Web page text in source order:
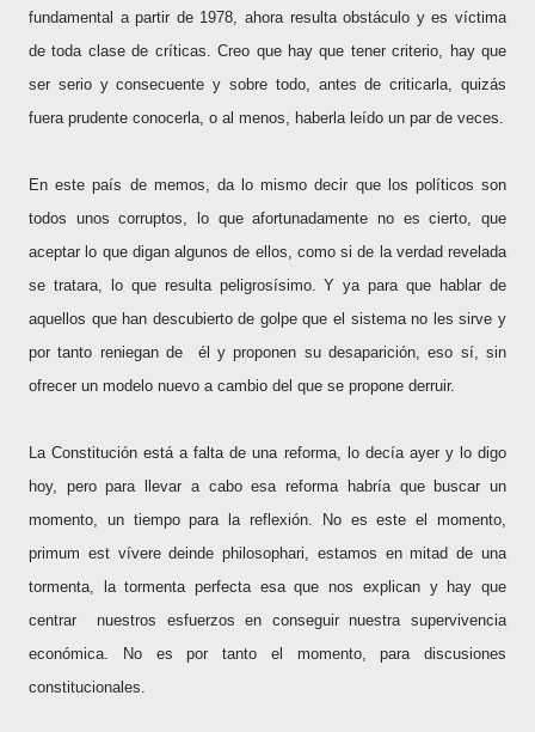
fundamental a partir de 1978, ahora resulta obstáculo y es víctima
de toda clase de críticas. Creo que hay que tener criterio, hay que
ser serio y consecuente y sobre todo, antes de criticarla, quizás
fuera prudente conocerla, o al menos, haberla leído un par de veces.
En este país de memos, da lo mismo decir que los políticos son
todos unos corruptos, lo que afortunadamente no es cierto, que
aceptar lo que digan algunos de ellos, como si de la verdad revelada
se tratara, lo que resulta peligrosísimo. Y ya para que hablar de
aquellos que han descubierto de golpe que el sistema no les sirve y
por tanto reniegan de
él y proponen su desaparición, eso sí, sin
ofrecer un modelo nuevo a cambio del que se propone derruir.
La Constitución está a falta de una reforma, lo decía ayer y lo digo
hoy, pero para llevar a cabo esa reforma habría que buscar un
momento, un tiempo para la reflexión. No es este el momento,
primum est vívere deinde philosophari, estamos en mitad de una
tormenta, la tormenta perfecta esa que nos explican y hay que
centrar
nuestros esfuerzos en conseguir nuestra supervivencia
económica. No es por tanto el momento, para discusiones
constitucionales.